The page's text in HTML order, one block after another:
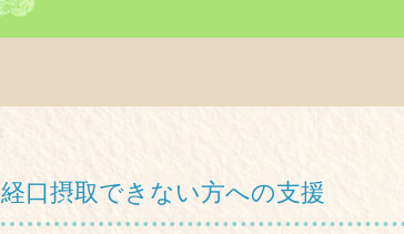
経口摂取できない方への支援